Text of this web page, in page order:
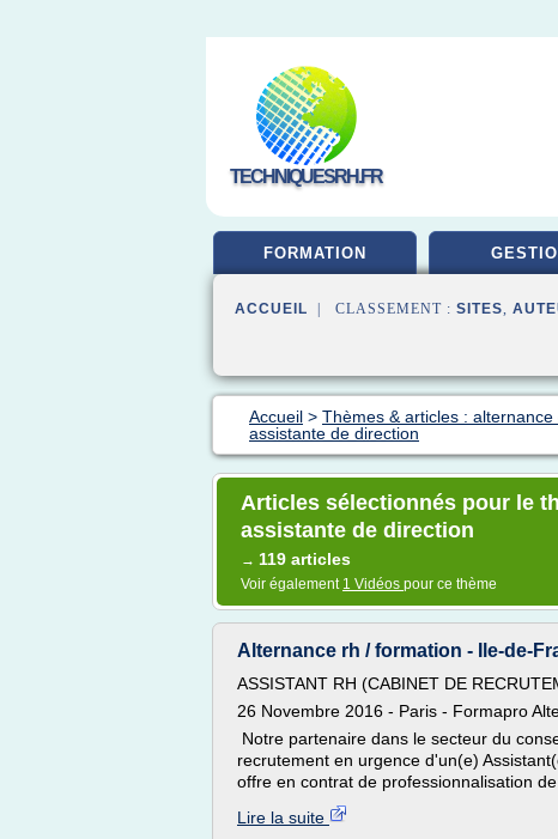
TECHNIQUESRH.FR
FORMATION
ACCUEIL | CLASSEMENT : SITES,
Accueil > Thèmes & articles : alternance
assistante de direction
Articles sélectionnés pour le
assistante de direction
→ 119 articles
Voir également 1 Vidéos pour ce thème
Alternance rh / formation - Ile-de-
ASSISTANT RH (CABINET DE
26 Novembre 2016 - Paris - Formapro
Notre partenaire dans le secteur du
recrutement en urgence d'un(e)
offre en contrat de professionnalisation de
Lire la suite